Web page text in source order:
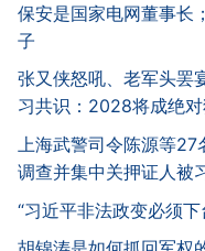
保安是国家电网董事长
子
张又侠怒吼、老军头罢
习共识：2028将成绝
上海武警司令陈源等27
调查并集中关押证人被
“习近平非法政变必须